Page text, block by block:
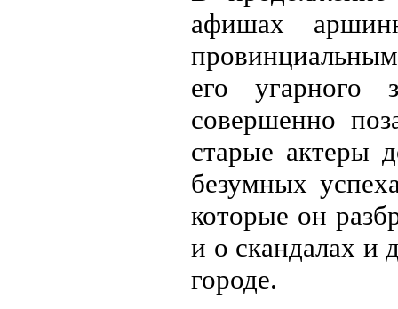
афишах
его угарного
совершенно
старые актеры
безумных
которые он
и о скандалах и
городе.